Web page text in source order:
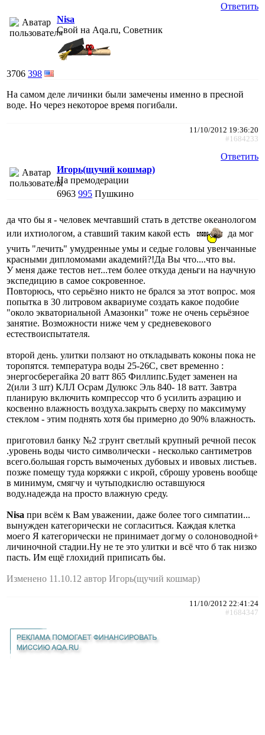
Ответить
Nisa
Свой на Aqa.ru, Советник
3706 398
На самом деле личинки были замечены именно в пресной
воде. Но через некоторое время погибали.
11/10/2012 19:36:20
#1684233
Ответить
Игорь(щучий кошмар)
На премодерации
6963 995 Пушкино
да что бы я - человек мечтавший стать в детстве океанологом
или ихтиологом, а ставший таким какой есть
да мог
учить "лечить" умудренные умы и седые головы увенчанные
красными дипломомами академий?!Да Вы что....что вы.
У меня даже тестов нет...тем более откуда деньги на научную
экспедицию в самое сокровенное.
Повторюсь, что серьёзно никто не брался за этот вопрос. моя
попытка в 30 литровом аквариуме создать какое подобие
"около экваториальной Амазонки" тоже не очень серьёзное
занятие. Возможности ниже чем у средневекового
естествоиспытателя.
второй день. улитки ползают но откладывать коконы пока не
торопятся. температура воды 25-26С, свет временно :
энергосберегайка 20 ватт 865 Филлипс.Будет заменен на
2(или 3 шт) КЛЛ Осрам Дулюкс Эль 840- 18 ватт. Завтра
планирую включить компрессор что б усилить аэрацию и
косвенно влажность воздуха.закрыть сверху по максимуму
стеклом - этим поднять хотя бы примерно до 90% влажность.
приготовил банку №2 :грунт светлый крупный речной песок
.уровень воды чисто символически - несколько сантиметров
всего.большая горсть вымоченых дубовых и ивовых листьев.
позже помещу туда коряжки с икрой, сброшу уровень вообще
в минимум, смягчу и чутьподкислю оставшуюся
воду.надежда на просто влажную среду.
Nisa при всём к Вам уважении, даже более того симпатии...
вынужден категорически не согласиться. Каждая клетка
моего Я категорически не принимает догму о солоноводной+
личиночной стадии.Ну не те это улитки и всё что б так низко
пасть. Им ещё глохидий приписать бы.
Изменено 11.10.12 автор Игорь(щучий кошмар)
11/10/2012 22:41:24
#1684347